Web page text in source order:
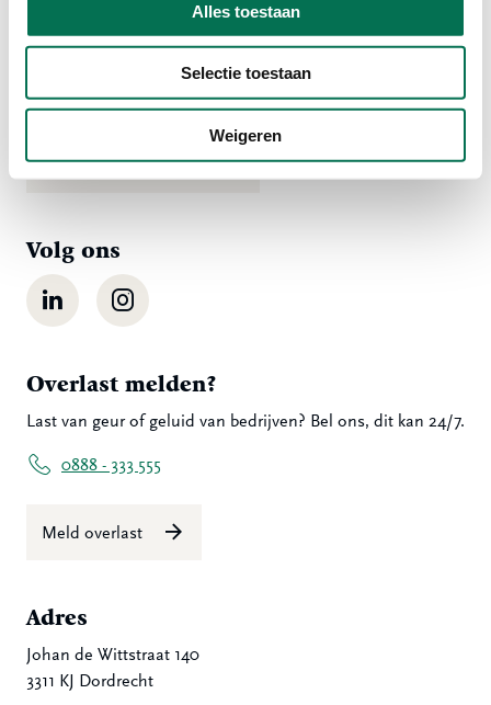
Alles toestaan
Selectie toestaan
Weigeren
Ma t/m vr 08:00 tot 16:30 uur
078 - 770 85 85
Stuur ons een bericht
Volg ons
LinkedIn Instagram
Overlast melden?
Last van geur of geluid van bedrijven? Bel ons, dit kan 24/7.
0888 - 333 555
Meld overlast
Adres
Johan de Wittstraat 140
3311 KJ Dordrecht